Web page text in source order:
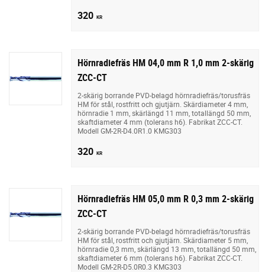
320 KR
Hörnradiefräs HM 04,0 mm R 1,0 mm 2-skärig
ZCC-CT
2-skärig borrande PVD-belagd hörnradiefräs/torusfräs
HM för stål, rostfritt och gjutjärn. Skärdiameter 4 mm,
hörnradie 1 mm, skärlängd 11 mm, totallängd 50 mm,
skaftdiameter 4 mm (tolerans h6). Fabrikat ZCC-CT.
Modell GM-2R-D4.0R1.0 KMG303
320 KR
Hörnradiefräs HM 05,0 mm R 0,3 mm 2-skärig
ZCC-CT
2-skärig borrande PVD-belagd hörnradiefräs/torusfräs
HM för stål, rostfritt och gjutjärn. Skärdiameter 5 mm,
hörnradie 0,3 mm, skärlängd 13 mm, totallängd 50 mm,
skaftdiameter 6 mm (tolerans h6). Fabrikat ZCC-CT.
Modell GM-2R-D5.0R0.3 KMG303